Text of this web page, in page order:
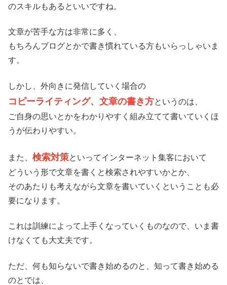
のスキルもあるといいですね。
文章が苦手な方は非常に多く、
もちろんブログとかで書き慣れている方もいらっしゃいま
す。
しかし、外向きに発信していく場合の
コピーライティング、文章の書き方というのは、
ご自身の思いとかをわかりやすく組み立てて書いていくほ
うが伝わりやすい。
また、 検索対策といってインターネット集客において
どういう形で文章を書くと検索されやすいかとか、
そのあたりも考えながら文章を書いていくということも必
要になります。
これは訓練によって上手くなっていくものなので、いま書
けなくても大丈夫です。
ただ、何も知らないで書き始めるのと、知って書き始める
のとでは、